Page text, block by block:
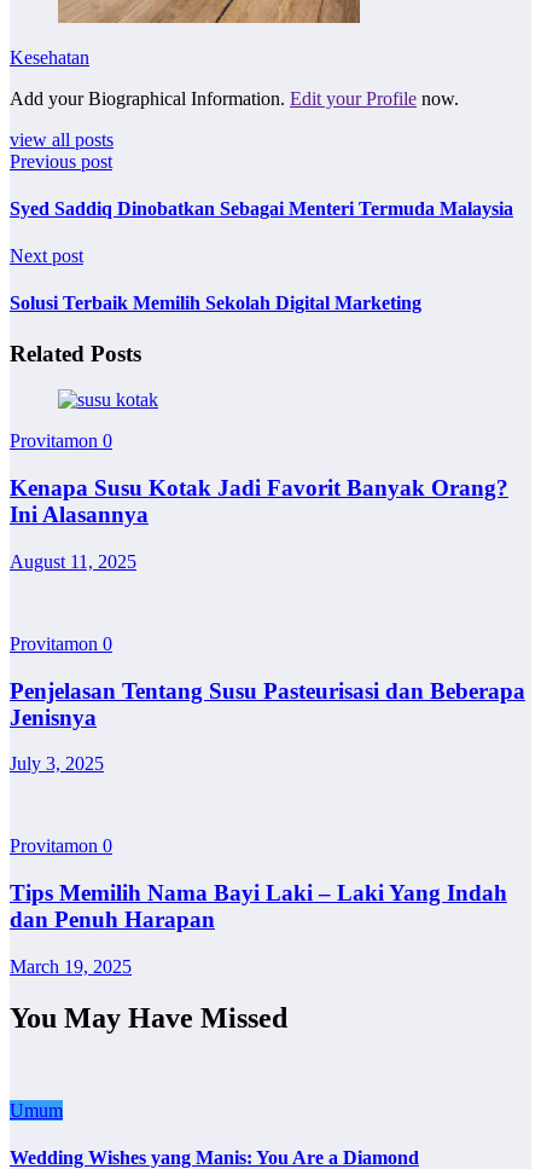
Kesehatan
Add your Biographical Information. Edit your Profile now.
view all posts
Previous post
Syed Saddiq Dinobatkan Sebagai Menteri Termuda Malaysia
Next post
Solusi Terbaik Memilih Sekolah Digital Marketing
Related Posts
Provitamon 0
Kenapa Susu Kotak Jadi Favorit Banyak Orang?
Ini Alasannya
August 11, 2025
Provitamon 0
Penjelasan Tentang Susu Pasteurisasi dan Beberapa
Jenisnya
July 3, 2025
Provitamon 0
Tips Memilih Nama Bayi Laki – Laki Yang Indah
dan Penuh Harapan
March 19, 2025
You May Have Missed
Umum
Wedding Wishes yang Manis: You Are a Diamond